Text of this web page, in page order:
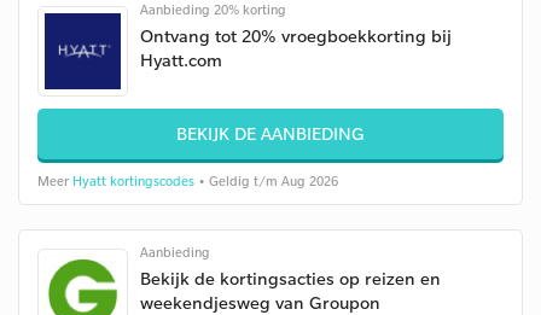
Aanbieding 20% korting
Ontvang tot 20% vroegboekkorting bij
Hyatt.com
BEKIJK DE AANBIEDING
Meer Hyatt kortingscodes • Geldig t/m Aug 2026
Aanbieding
Bekijk de kortingsacties op reizen en
weekendjesweg van Groupon